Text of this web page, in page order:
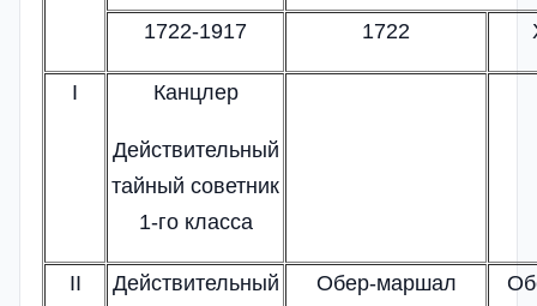
1722-1917 1722
I Канцлер
Действительный
тайный советник
1-го класса
II
Действительный
Обер-маршал